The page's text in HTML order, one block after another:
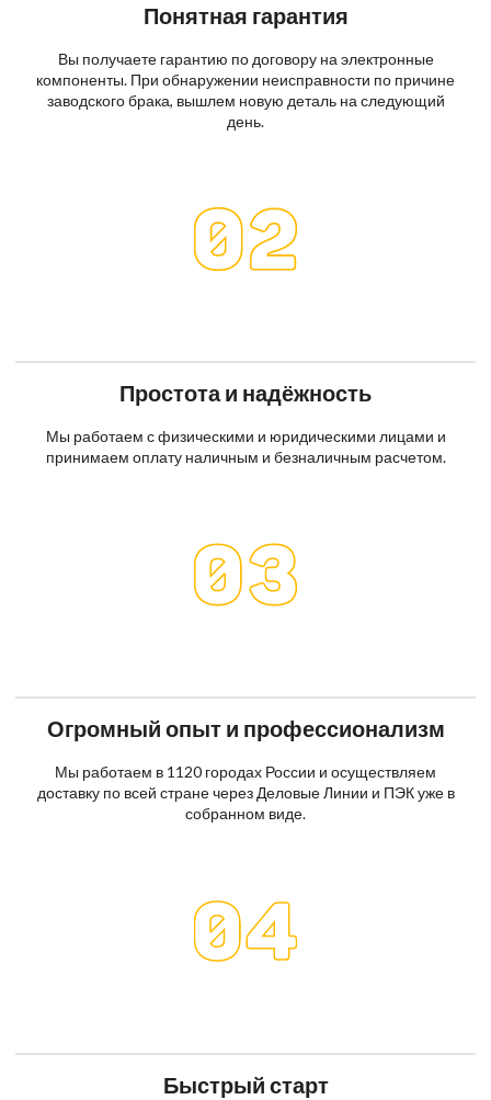
Понятная гарантия
Вы получаете гарантию по договору на электронные
компоненты. При обнаружении неисправности по причине
заводского брака, вышлем новую деталь на следующий
день.
Простота и надёжность
Мы работаем с физическими и юридическими лицами и
принимаем оплату наличным и безналичным расчетом.
Огромный опыт и профессионализм
Мы работаем в 1120 городах России и осуществляем
доставку по всей стране через Деловые Линии и ПЭК уже в
собранном виде.
Быстрый старт